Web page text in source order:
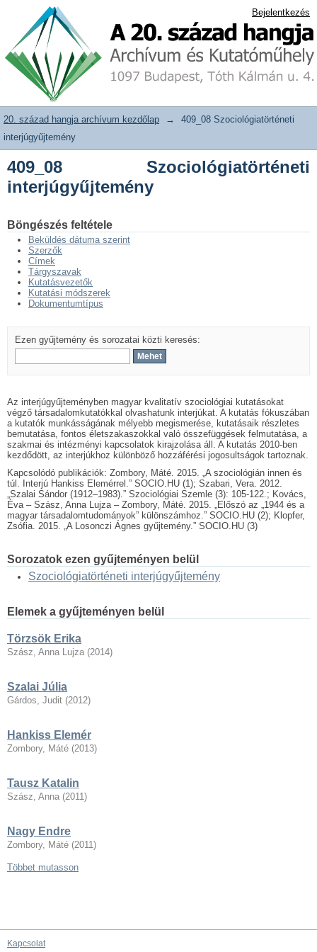
409_08 Szociológiatörténeti
interjúgyűjtemény
20. század hangja archívum adattár Bejelentkezés
20. század hangja archívum kezdőlap →
409_08 Szociológiatörténeti
interjúgyűjtemény
409_08 Szociológiatörténeti
interjúgyűjtemény
Böngészés feltétele
Beküldés dátuma szerint
Szerzők
Címek
Tárgyszavak
Kutatásvezetők
Kutatási módszerek
Dokumentumtípus
Ezen gyűjtemény és sorozatai közti keresés:
Az interjúgyűjteményben magyar kvalitatív szociológiai kutatásokat
végző társadalomkutatókkal olvashatunk interjúkat. A kutatás fókuszában
a kutatók munkásságának mélyebb megismerése, kutatásaik részletes
bemutatása, fontos életszakaszokkal való összefüggések felmutatása, a
szakmai és intézményi kapcsolatok kirajzolása áll. A kutatás 2010-ben
kezdődött, az interjúkhoz különböző hozzáférési jogosultságok tartoznak.
Kapcsolódó publikációk: Zombory, Máté. 2015. „A szociológián innen és
túl. Interjú Hankiss Elemérrel.” SOCIO.HU (1); Szabari, Vera. 2012.
„Szalai Sándor (1912–1983).” Szociológiai Szemle (3): 105-122.; Kovács,
Éva – Szász, Anna Lujza – Zombory, Máté. 2015. „Előszó az „1944 és a
magyar társadalomtudományok” különszámhoz.” SOCIO.HU (2); Klopfer,
Zsófia. 2015. „A Losonczi Ágnes gyűjtemény.” SOCIO.HU (3)
Sorozatok ezen gyűjteményen belül
Szociológiatörténeti interjúgyűjtemény
Elemek a gyűjteményen belül
Törzsök Erika
Szász, Anna Lujza (2014)
Szalai Júlia
Gárdos, Judit (2012)
Hankiss Elemér
Zombory, Máté (2013)
Tausz Katalin
Szász, Anna (2011)
Nagy Endre
Zombory, Máté (2011)
Többet mutasson
Kapcsolat